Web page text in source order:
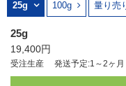
CAS番号で検索
25g 100g 量り売
25g
19,400円
受注生産 発送予定:1～2ヶ月